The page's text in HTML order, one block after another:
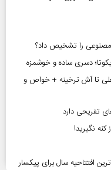
را تشخیص داد؟
دسری ساده و خوشمزه
تا آش ترخینه + خواص و
تفریحی دارد
نگیرید!